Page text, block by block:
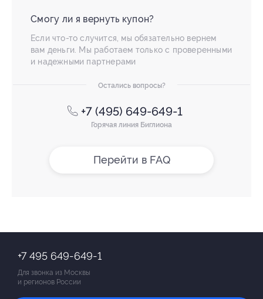
Смогу ли я вернуть купон?
Если что-то случится, мы обязательно вернем
вам деньги. Мы работаем только с проверенными
и надежными партнерами
Остались вопросы?
+7 (495) 649-649-1
Горячая линия Биглиона
Перейти в FAQ
+7 495 649-649-1
Для звонка из Москвы
и регионов России